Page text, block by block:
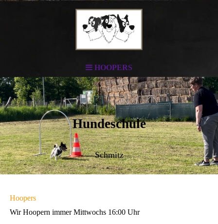
HOOPERS
Hundeschule
Schmitz
Hoopers
Wir Hoopern immer Mittwochs 16:00 Uhr